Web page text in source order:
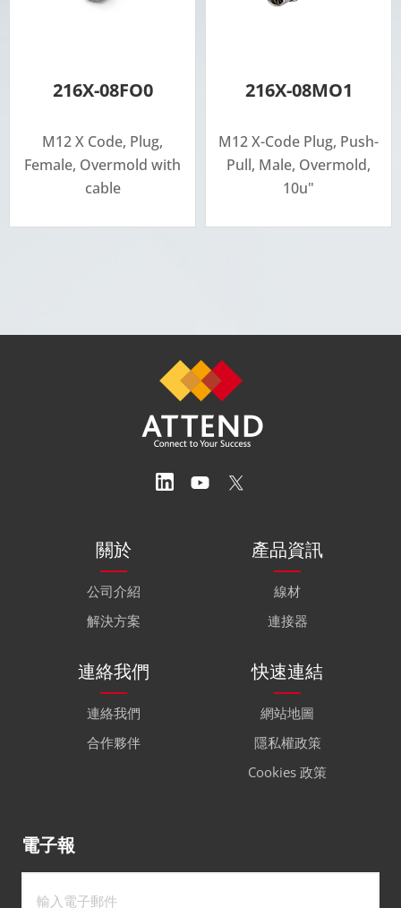
216X-08FO0
M12 X Code, Plug,
Female, Overmold with
cable
216X-08MO1
M12 X-Code Plug, Push-
Pull, Male, Overmold,
10u"
關於
公司介紹
解決方案
產品資訊
線材
連接器
連絡我們
連絡我們
合作夥伴
快速連結
網站地圖
隱私權政策
Cookies 政策
電子報